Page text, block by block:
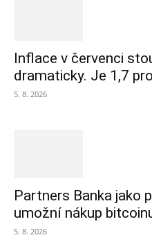
Inflace v červenci
dramaticky. Je 1,7
5. 8. 2026
Partners Banka jako
umožní nákup
5. 8. 2026